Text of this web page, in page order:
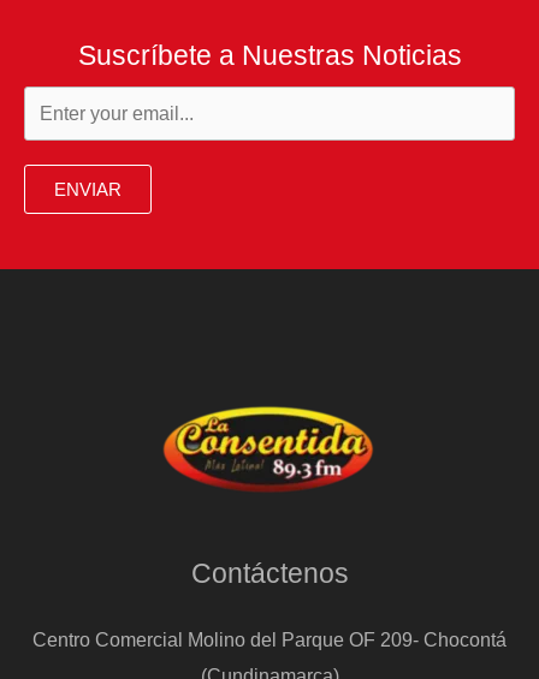
Suscríbete a Nuestras Noticias
ENVIAR
Contáctenos
Centro Comercial Molino del Parque OF 209- Chocontá